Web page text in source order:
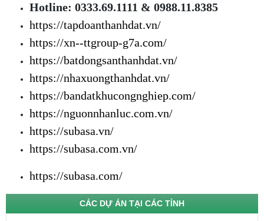
Hotline: 0333.69.1111 & 0988.11.8385
https://tapdoanthanhdat.vn/
https://xn--ttgroup-g7a.com/
https://batdongsanthanhdat.vn/
https://nhaxuongthanhdat.vn/
https://bandatkhucongnghiep.com/
https://nguonnhanluc.com.vn/
https://subasa.vn/
https://subasa.com.vn/
https://subasa.com/
CÁC DỰ ÁN TẠI CÁC TỈNH